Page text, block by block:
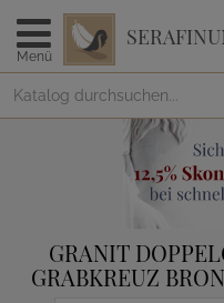
Menü
GRANIT
GRABKREUZ